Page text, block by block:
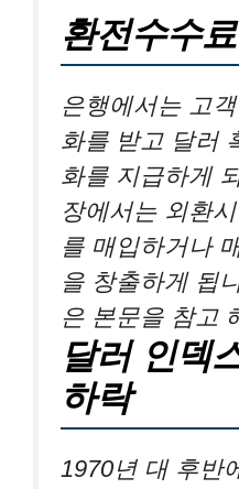
환전수수
은행에서는 고
화를 받고 달러
화를 지급하게
장에서는 외환
를 매입하거나
을 창출하게 됩
은 본문을 참고
달러 인덱
하락
1970년 대 후반